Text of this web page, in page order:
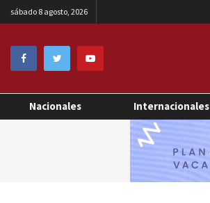
sábado 8 agosto, 2026
Nacionales Internacionales